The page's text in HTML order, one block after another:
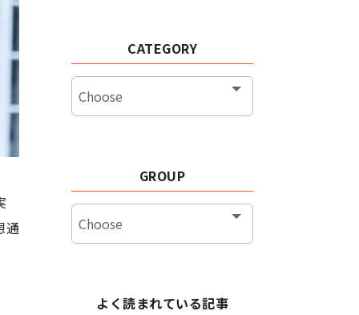
通
CATEGORY
GROUP
よく読まれている記事